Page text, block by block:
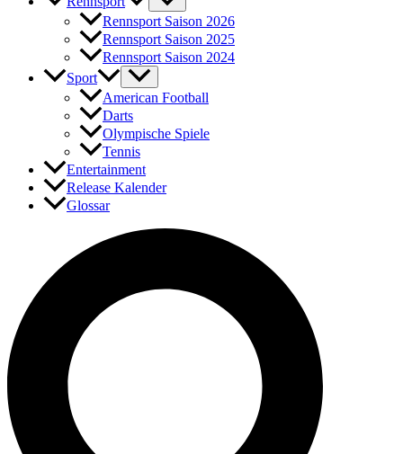
Rennsport Saison 2026
Rennsport Saison 2025
Rennsport Saison 2024
Sport
American Football
Darts
Olympische Spiele
Tennis
Entertainment
Release Kalender
Glossar